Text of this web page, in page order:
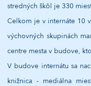
stredných škôl je 330
Celkom je v internáte 10
výchovných skupinách
centre mesta v budove,
V budove internátu sa
knižnica - mediálna